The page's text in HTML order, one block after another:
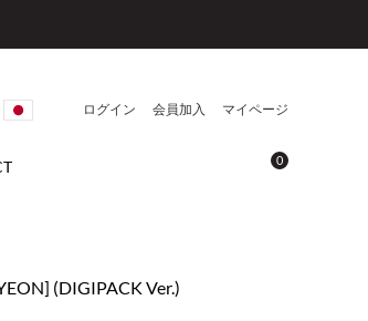
ログイン 会員加入 マイページ
0
(DIGIPACK Ver.)